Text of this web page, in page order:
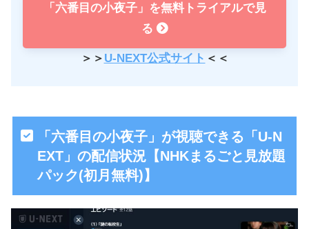
「六番目の小夜子」を無料トライアルで見
る
＞＞ U-NEXT公式サイト ＜＜
「六番目の小夜子」が視聴できる「U-N
EXT」の配信状況【NHKまるごと見放題
パック(初月無料)】